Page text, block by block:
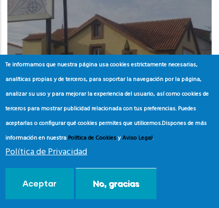
GALICIA
Centro de Interpretación
Ambiental Foz do Miñor
Te informamos que nuestra página usa cookies estrictamente necesarias,
analíticas propias y de terceros, para soportar la navegación por la página,
analizar su uso y para mejorar la experiencia del usuario, así como cookies de
terceros para mostrar publicidad relacionada con tus preferencias. Puedes
aceptarlas o configurar qué cookies permites que utilicemos.Dispones de más
información en nuestra Política de CookiesyAviso Legal.
Política de Privacidad
Aceptar No, gracias